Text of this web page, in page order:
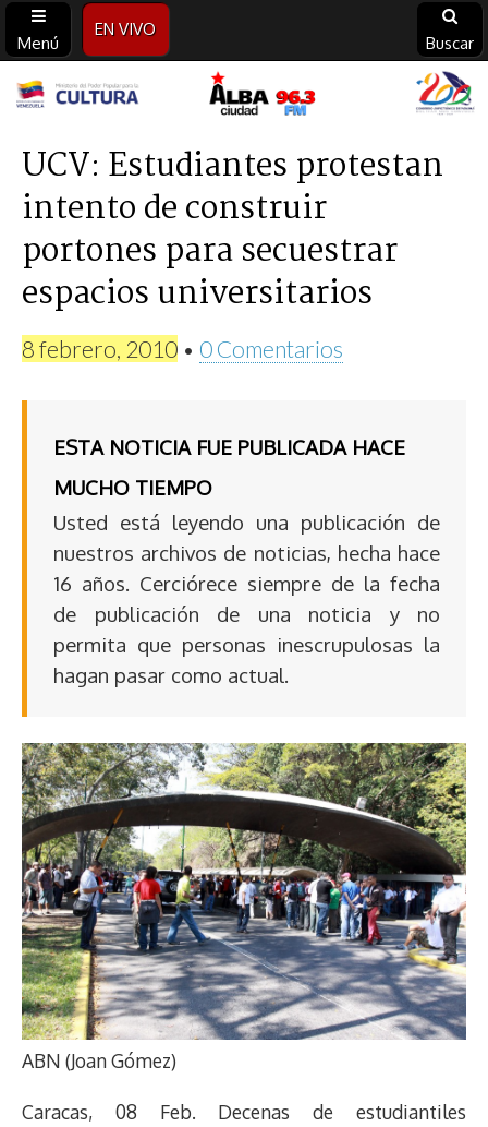
Menú
EN VIVO
Buscar
Alba
Ciudad
96.3
FM
UCV: Estudiantes protestan
intento de construir
portones para secuestrar
espacios universitarios
8 febrero, 2010 • 0 Comentarios
ESTA NOTICIA FUE PUBLICADA HACE
MUCHO TIEMPO
Usted está leyendo una publicación de
nuestros archivos de noticias, hecha hace
16 años. Cerciórece siempre de la fecha
de publicación de una noticia y no
permita que personas inescrupulosas la
hagan pasar como actual.
ABN (Joan Gómez)
Caracas, 08 Feb. Decenas de estudiantiles